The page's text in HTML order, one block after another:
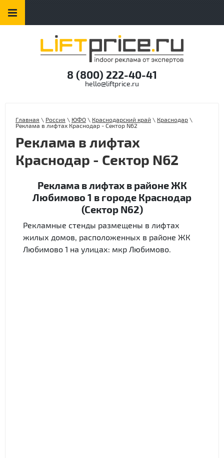
8 (800) 222-40-41
hello@liftprice.ru
Главная \ Россия \ ЮФО \ Краснодарский край \ Краснодар \
Реклама в лифтах Краснодар - Сектор N62
Реклама в лифтах
Краснодар - Сектор N62